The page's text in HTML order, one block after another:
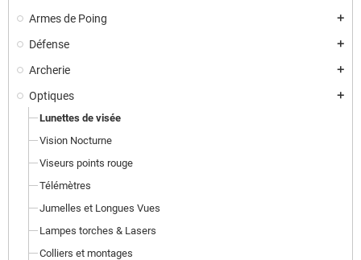
Armes de Poing add
Défense add
Archerie add
Optiques add
Lunettes de visée
Vision Nocturne
Viseurs points rouge
Télémètres
Jumelles et Longues Vues
Lampes torches & Lasers
Colliers et montages